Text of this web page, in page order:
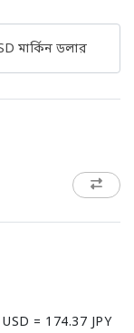
মার্কিন ডলার
= 174.37 JPY